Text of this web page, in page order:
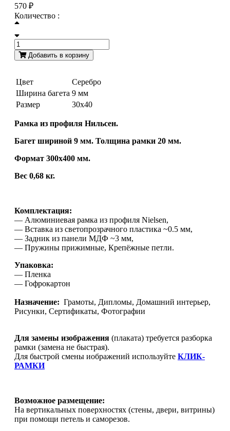
570 ₽
Количество :
Добавить в корзину
Цвет
Серебро
Ширина багета 9 мм
Размер
30х40
Рамка из профиля Нильсен.
Багет шириной 9 мм. Толщина рамки 20 мм.
Формат 300х400 мм.
Вес 0,68 кг.
Комплектация:
— Алюминиевая рамка из профиля Nielsen,
— Вставка из светопрозрачного пластика ~0.5 мм,
— Задник из панели МДФ ~3 мм,
— Пружины прижимные, Крепёжные петли.
Упаковка:
— Пленка
— Гофрокартон
Назначение: Грамоты, Дипломы, Домашний интерьер,
Рисунки, Сертификаты, Фотографии
Для замены изображения (плаката) требуется разборка
рамки (замена не быстрая).
Для быстрой смены иображений используйте КЛИК-
РАМКИ
Возможное размещение:
На вертикальных поверхностях (стены, двери, витрины)
при помощи петель и саморезов.